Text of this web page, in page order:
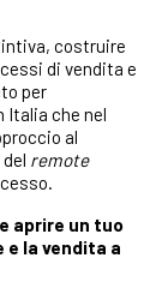
costruire
di vendita e
per
che nel
al
remote
aprire un tuo
la vendita a